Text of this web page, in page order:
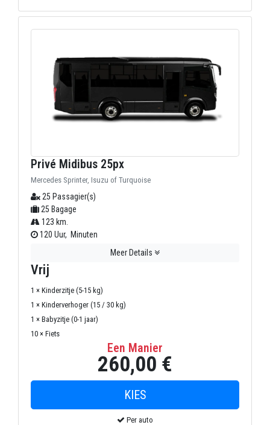
Privé Midibus 25px
Mercedes Sprinter, Isuzu of Turquoise
25 Passagier(s)
25 Bagage
123 km.
120 Uur, Minuten
Meer Details
Vrij
1 × Kinderzitje (5-15 kg)
1 × Kinderverhoger (15 / 30 kg)
1 × Babyzitje (0-1 jaar)
10 × Fiets
Een Manier
260,00 €
Per auto